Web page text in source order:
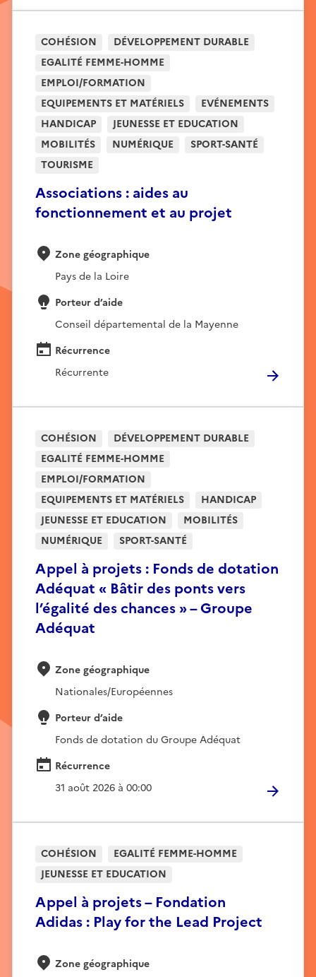
Associations : aides au
fonctionnement et au projet
COHÉSION
DÉVELOPPEMENT DURABLE
EGALITÉ FEMME-HOMME
EMPLOI/FORMATION
EQUIPEMENTS ET MATÉRIELS
EVÉNEMENTS
HANDICAP
JEUNESSE ET EDUCATION
MOBILITÉS
NUMÉRIQUE
SPORT-SANTÉ
TOURISME
Zone géographique
Pays de la Loire
Porteur d’aide
Conseil départemental de la Mayenne
Récurrence
Récurrente
Appel à projets : Fonds de dotation
Adéquat « Bâtir des ponts vers
l’égalité des chances » – Groupe
Adéquat
COHÉSION
DÉVELOPPEMENT DURABLE
EGALITÉ FEMME-HOMME
EMPLOI/FORMATION
EQUIPEMENTS ET MATÉRIELS
HANDICAP
JEUNESSE ET EDUCATION
MOBILITÉS
NUMÉRIQUE
SPORT-SANTÉ
Zone géographique
Nationales/Européennes
Porteur d’aide
Fonds de dotation du Groupe Adéquat
Récurrence
31 août 2026 à 00:00
Appel à projets – Fondation
Adidas : Play for the Lead Project
COHÉSION
EGALITÉ FEMME-HOMME
JEUNESSE ET EDUCATION
Zone géographique